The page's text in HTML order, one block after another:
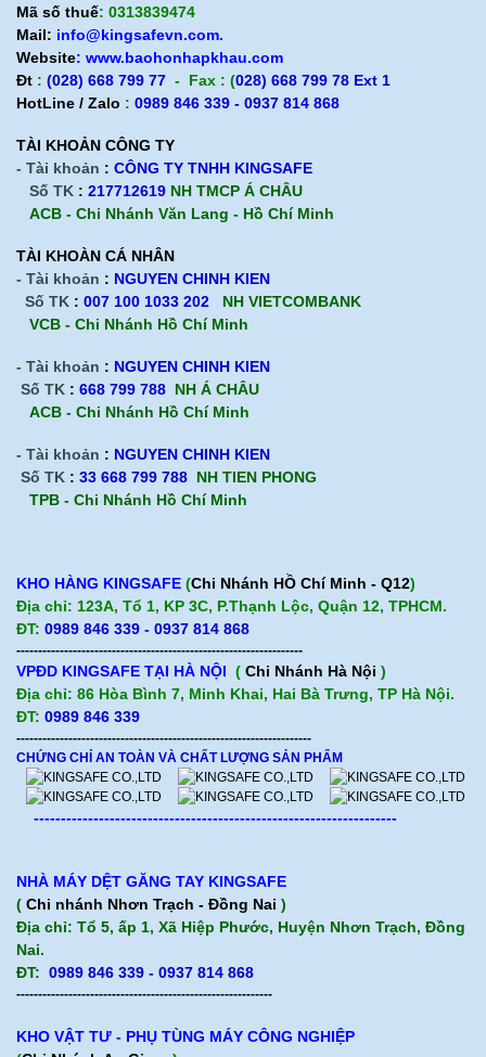
Mã số thuế: 0313839474
Mail: info@kingsafevn.com.
Website: www.baohonhapkhau.com
Đt : (028) 668 799 77 - Fax : (028) 668 799 78 Ext 1
HotLine / Zalo : 0989 846 339 - 0937 814 868
TÀI KHOẢN CÔNG TY
- Tài khoản : CÔNG TY TNHH KINGSAFE
Số TK : 217712619 NH TMCP Á CHÂU
ACB - Chi Nhánh Văn Lang - Hồ Chí Minh
TÀI KHOÀN CÁ NHÂN
- Tài khoản : NGUYEN CHINH KIEN
Số TK : 007 100 1033 202
NH VIETCOMBANK
VCB - Chi Nhánh Hồ Chí Minh
- Tài khoản : NGUYEN CHINH KIEN
Số TK : 668 799 788 NH Á CHÂU
ACB - Chi Nhánh Hồ Chí Minh
- Tài khoản : NGUYEN CHINH KIEN
Số TK : 33 668 799 788 NH TIEN PHONG
TPB - Chi Nhánh Hồ Chí Minh
KHO HÀNG KINGSAFE (Chi Nhánh HỒ Chí Minh - Q12)
Địa chỉ: 123A, Tổ 1, KP 3C, P.Thạnh Lộc, Quận 12, TPHCM.
ĐT: 0989 846 339 - 0937 814 868
------------------------------------------------------------------
VPĐD KINGSAFE TẠI HÀ NỘI ( Chi Nhánh Hà Nội )
Địa chỉ: 86 Hòa Bình 7, Minh Khai, Hai Bà Trưng, TP Hà Nội.
ĐT: 0989 846 339
--------------------------------------------------------------------
CHỨNG CHỈ AN TOÀN VÀ CHẤT LƯỢNG SẢN PHẨM
-------------------------------------------------------------------
NHÀ MÁY DỆT GĂNG TAY KINGSAFE
( Chi nhánh Nhơn Trạch - Đồng Nai )
Địa chỉ: Tổ 5, ấp 1, Xã Hiệp Phước, Huyện Nhơn Trạch, Đồng
Nai.
ĐT: 0989 846 339 - 0937 814 868
-----------------------------------------------------------
KHO VẬT TƯ - PHỤ TÙNG MÁY CÔNG NGHIỆP